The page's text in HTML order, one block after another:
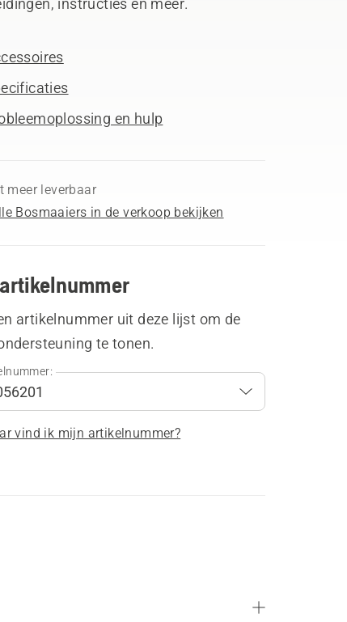
instructies en meer.
en hulp
meer leverbaar
Bosmaaiers in de verkoop bekijken
artikelnummer uit deze lijst om de
te tonen.
vind ik mijn artikelnummer?